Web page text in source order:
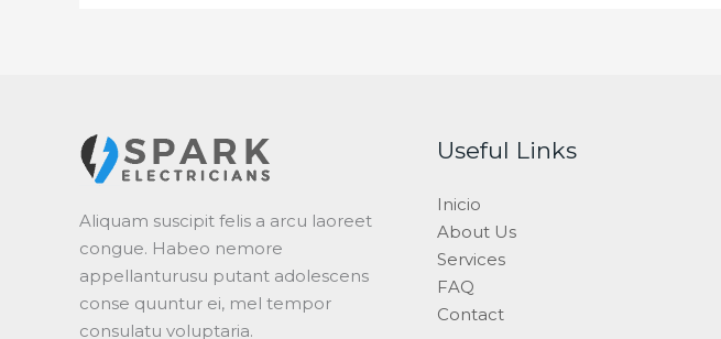
Aliquam suscipit felis a arcu laoreet
congue. Habeo nemore
appellanturusu putant adolescens
conse quuntur ei, mel tempor
consulatu voluptaria.
Useful Links
Inicio
About Us
Services
FAQ
Contact